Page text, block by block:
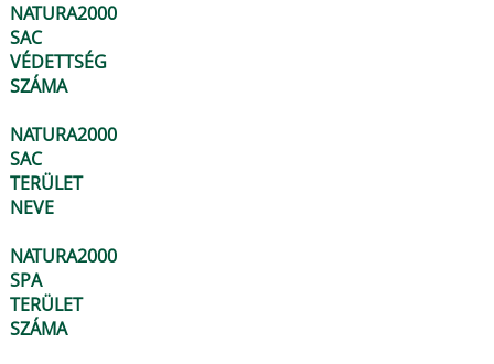
NATURA2000
SAC
VÉDETTSÉG
SZÁMA
NATURA2000
SAC
TERÜLET
NEVE
NATURA2000
SPA
TERÜLET
SZÁMA